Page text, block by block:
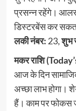
प्रसन्न रहेंगे।
डिस्टरबेंस कर
लकी नंबर: 23,शुभ
मकर राशि
आज के दिन सामाजिक
अच्छा लाभ होगा।
हैं। काम पर फोकस